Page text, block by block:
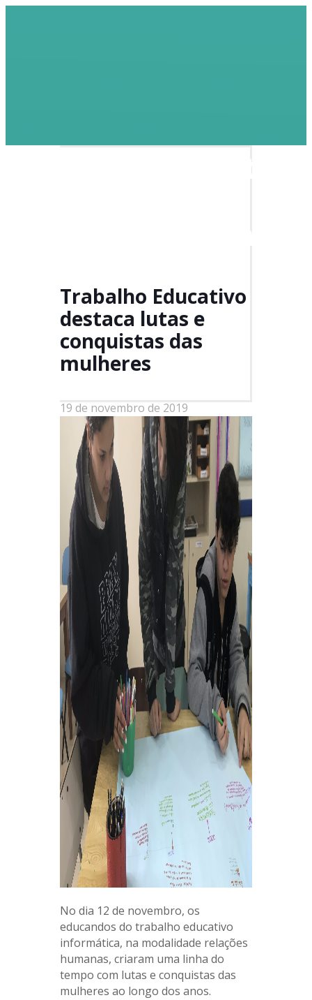
Trabalho Educativo
destaca lutas e
conquistas das
mulheres
19 de novembro de 2019
No dia 12 de novembro, os
educandos do trabalho educativo
informática, na modalidade relações
humanas, criaram uma linha do
tempo com lutas e conquistas das
mulheres ao longo dos anos.